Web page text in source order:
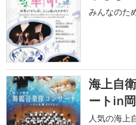
みんなのた
海上自
ートin
人気の海上